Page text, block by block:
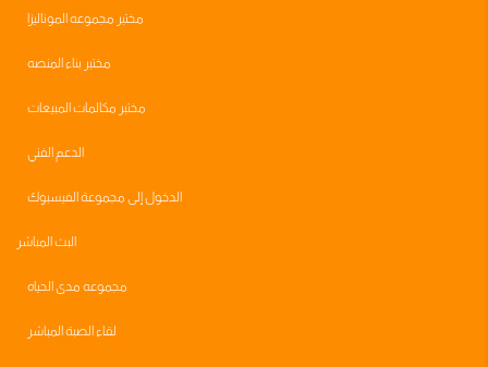
مختبر مجموعه الموناليزا
مختبر بناء المنصه
مختبر مكالمات المبيعات
الدعم الفني
الدخول إلى مجموعة الفيسبوك
البث المباشر
مجموعه مدى الحياه
لقاء الصبة المباشر